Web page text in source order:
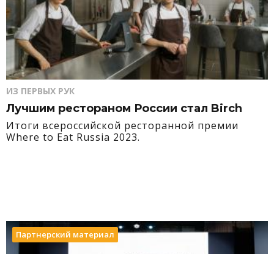
ИЗ ПЕРВЫХ РУК
Лучшим рестораном России стал Birch
Итоги всероссийской ресторанной премии
Where to Eat Russia 2023.
Партнерский материал